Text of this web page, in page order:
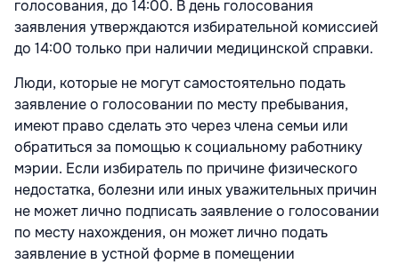
голосования, до 14:00. В день голосования
заявления утверждаются избирательной комиссией
до 14:00 только при наличии медицинской справки.
Люди, которые не могут самостоятельно подать
заявление о голосовании по месту пребывания,
имеют право сделать это через члена семьи или
обратиться за помощью к социальному работнику
мэрии. Если избиратель по причине физического
недостатка, болезни или иных уважительных причин
не может лично подписать заявление о голосовании
по месту нахождения, он может лично подать
заявление в устной форме в помещении